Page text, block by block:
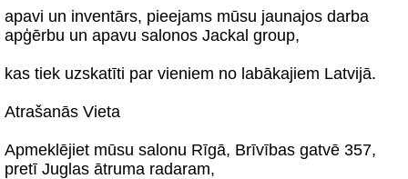
apavi un inventārs, pieejams mūsu jaunajos darba
apģērbu un apavu salonos Jackal group,
kas tiek uzskatīti par vieniem no labākajiem Latvijā.
Atrašanās Vieta
Apmeklējiet mūsu salonu Rīgā, Brīvības gatvē 357,
pretī Juglas ātruma radaram,